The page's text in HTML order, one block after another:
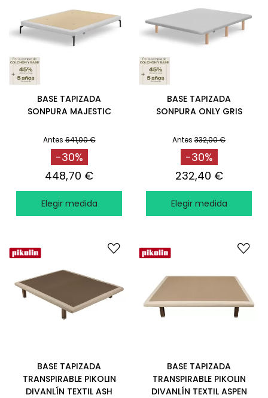
BASE TAPIZADA
SONPURA MAJESTIC
Antes 641,00 €
-30%
448,70 €
Elegir medida
BASE TAPIZADA
SONPURA ONLY GRIS
Antes 332,00 €
-30%
232,40 €
Elegir medida
BASE TAPIZADA
TRANSPIRABLE PIKOLIN
DIVANLÍN TEXTIL ASH
BASE TAPIZADA
TRANSPIRABLE PIKOLIN
DIVANLÍN TEXTIL ASPEN